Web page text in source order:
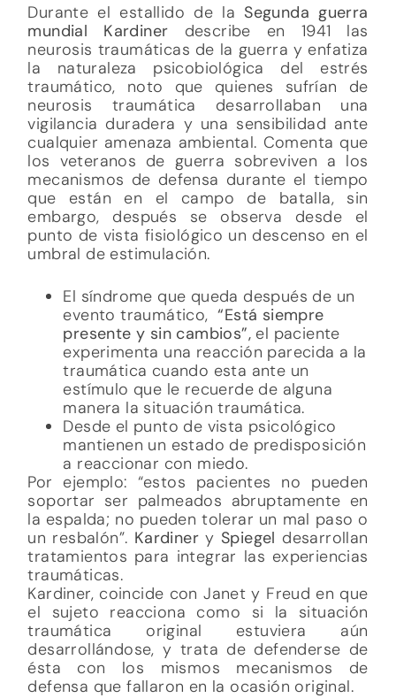
Durante el estallido de la Segunda guerra
mundial Kardiner describe en 1941 las
neurosis traumáticas de la guerra y enfatiza
la naturaleza psicobiológica del estrés
traumático, noto que quienes sufrían de
neurosis traumática desarrollaban una
vigilancia duradera y una sensibilidad ante
cualquier amenaza ambiental. Comenta que
los veteranos de guerra sobreviven a los
mecanismos de defensa durante el tiempo
que están en el campo de batalla, sin
embargo, después se observa desde el
punto de vista fisiológico un descenso en el
umbral de estimulación.
El síndrome que queda después de un
evento traumático,“Está siempre
presente y sin cambios”,el paciente
experimenta una reacción parecida a la
traumática cuando esta ante un
estímulo que le recuerde de alguna
manera la situación traumática.
Desde el punto de vista psicológico
mantienen un estado de predisposición
a reaccionar con miedo.
Por ejemplo: “estos pacientes no pueden
soportar ser palmeados abruptamente en
la espalda; no pueden tolerar un mal paso o
un resbalón”. Kardinery Spiegel desarrollan
tratamientos para integrar las experiencias
traumáticas.
Kardiner, coincide con Janet y Freud en que
el sujeto reacciona como si la situación
traumática original estuviera aún
desarrollándose, y trata de defenderse de
ésta con los mismos mecanismos de
defensa que fallaron en la ocasión original.